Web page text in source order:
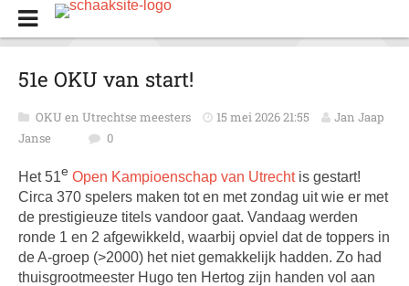
51e OKU van start!
OKU en Utrechtse meesters 15 mei 2026 21:55
Jan Jaap
Janse
0
Het 51e Open Kampioenschap van Utrechtis gestart!
Circa 370 spelers maken tot en met zondag uit wie er met
de prestigieuze titels vandoor gaat. Vandaag werden
ronde 1 en 2 afgewikkeld, waarbij opviel dat de toppers in
de A-groep (>2000) het niet gemakkelijk hadden. Zo had
thuisgrootmeester Hugo ten Hertog zijn handen vol aan